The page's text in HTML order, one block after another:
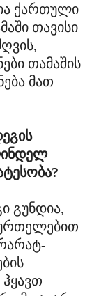
ქართული
თავისი
თამაშის
მათ
გუნდია,